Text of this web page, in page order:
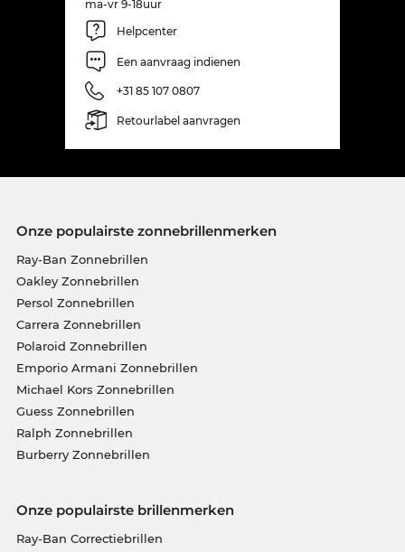
ma-vr 9-18uur
Helpcenter
Een aanvraag indienen
+31 85 107 0807
Retourlabel aanvragen
Onze populairste zonnebrillenmerken
Ray-Ban Zonnebrillen
Oakley Zonnebrillen
Persol Zonnebrillen
Carrera Zonnebrillen
Polaroid Zonnebrillen
Emporio Armani Zonnebrillen
Michael Kors Zonnebrillen
Guess Zonnebrillen
Ralph Zonnebrillen
Burberry Zonnebrillen
Onze populairste brillenmerken
Ray-Ban Correctiebrillen